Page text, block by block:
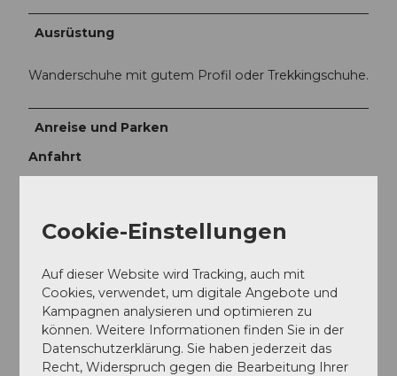
Ausrüstung
Wanderschuhe mit gutem Profil oder Trekkingschuhe.
Anreise und Parken
Anfahrt
Von Basel-Luzern her kommend:
Fahren Sie bei Luzern auf die A14 in Richtung Zug.
Nach 20 km erreichen Sie das Autobahndreieck
Rütihof. Dort fahren Sie auf die Autobahn A4 in
Richtung Schwyz. Nehmen Sie die Autobahnausfahrt
Schwyz und folgen Sie den Wegweisern Richtung
Muotathal.
Cookie-Einstellungen
Auf dieser Website wird Tracking, auch mit
Cookies, verwendet, um digitale Angebote und
Kampagnen analysieren und optimieren zu
können. Weitere Informationen finden Sie in der
Datenschutzerklärung. Sie haben jederzeit das
Recht, Widerspruch gegen die Bearbeitung Ihrer